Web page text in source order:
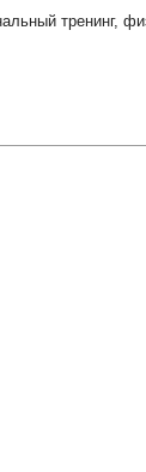
тренинг,